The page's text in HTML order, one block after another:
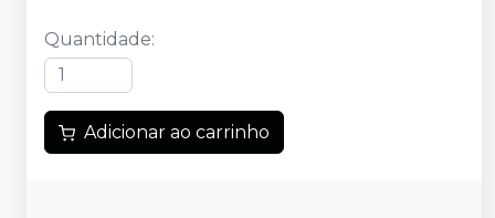
Quantidade:
Adicionar ao carrinho